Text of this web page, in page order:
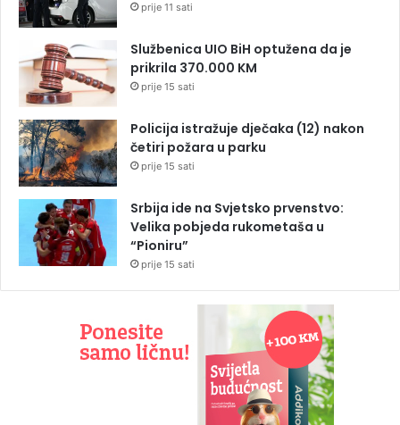
prije 11 sati
Službenica UIO BiH optužena da je
prikrila 370.000 KM
prije 15 sati
Policija istražuje dječaka (12) nakon
četiri požara u parku
prije 15 sati
Srbija ide na Svjetsko prvenstvo:
Velika pobjeda rukometaša u
“Pioniru”
prije 15 sati